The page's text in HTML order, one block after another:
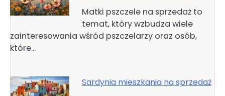
Matki pszczele na sprzedaż to
temat, który wzbudza wiele
zainteresowania wśród pszczelarzy oraz osób,
które…
Sardynia mieszkania na sprzedaż